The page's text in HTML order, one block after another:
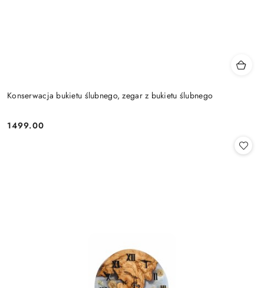
Konserwacja bukietu ślubnego, zegar z bukietu ślubnego
Cena:
1499.00